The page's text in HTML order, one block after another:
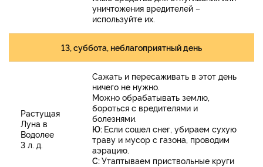
уничтожения вредителей –
используйте их.
13, суббота, неблагоприятный день
Растущая
Луна в
Водолее
3 л. д.
Сажать и пересаживать в этот день
ничего не нужно.
Можно обрабатывать землю,
бороться с вредителями и
болезнями.
Ю: Если сошел снег, убираем сухую
траву и мусор с газона, проводим
аэрацию.
С:Утаптываем приствольные круги